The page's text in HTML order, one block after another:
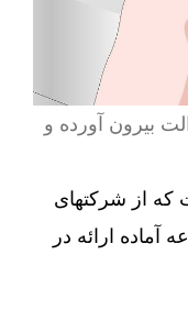
بیرون آورده و
که از شرکتهای
آماده ارائه در